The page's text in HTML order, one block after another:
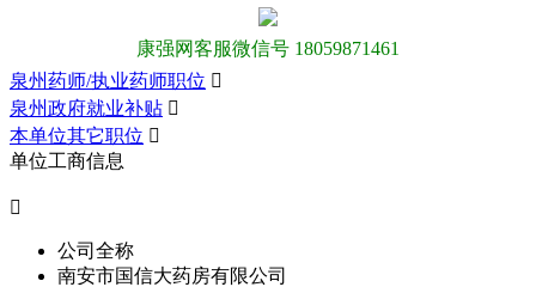
康强网客服微信号 18059871461
泉州药师/执业药师职位 
泉州政府就业补贴 
本单位其它职位 
单位工商信息

公司全称
南安市国信大药房有限公司